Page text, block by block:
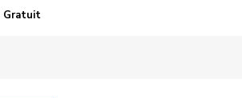
Gratuit